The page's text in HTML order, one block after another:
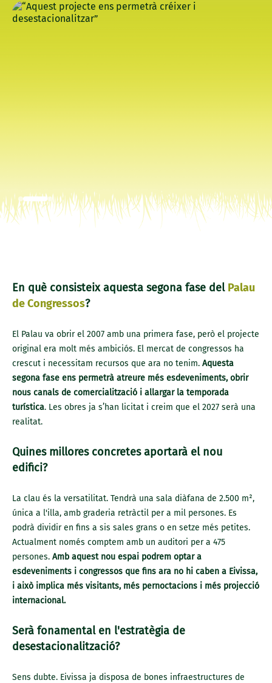
En què consisteix aquesta segona fase del Palau
de Congressos?
El Palau va obrir el 2007 amb una primera fase, però el projecte
original era molt més ambiciós. El mercat de congressos ha
crescut i necessitam recursos que ara no tenim. Aquesta
segona fase ens permetrà atreure més esdeveniments, obrir
nous canals de comercialització i allargar la temporada
turística. Les obres ja s’han licitat i creim que el 2027 serà una
realitat.
Quines millores concretes aportarà el nou
edifici?
La clau és la versatilitat. Tendrà una sala diàfana de 2.500 m²,
única a l'illa, amb graderia retràctil per a mil persones. Es
podrà dividir en fins a sis sales grans o en setze més petites.
Actualment només comptem amb un auditori per a 475
persones. Amb aquest nou espai podrem optar a
esdeveniments i congressos que fins ara no hi caben a Eivissa,
i això implica més visitants, més pernoctacions i més projecció
internacional.
Serà fonamental en l'estratègia de
desestacionalització?
Sens dubte. Eivissa ja disposa de bones infraestructures de